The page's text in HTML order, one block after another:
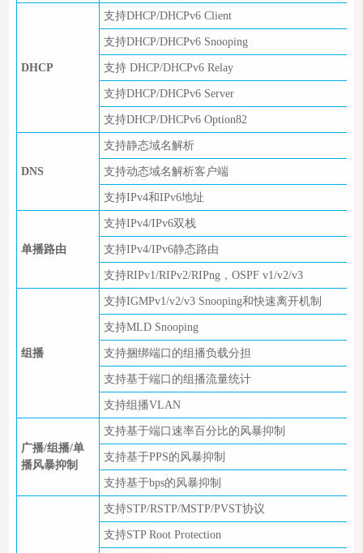
DHCP
支持DHCP/DHCPv6 Client
支持DHCP/DHCPv6 Snooping
支持 DHCP/DHCPv6 Relay
支持DHCP/DHCPv6 Server
支持DHCP/DHCPv6 Option82
DNS
支持静态域名解析
支持动态域名解析客户端
支持IPv4和IPv6地址
单播路由
支持IPv4/IPv6双栈
支持IPv4/IPv6静态路由
支持RIPv1/RIPv2/RIPng，OSPF v1/v2/v3
组播
支持IGMPv1/v2/v3 Snooping和快速离开机制
支持MLD Snooping
支持捆绑端口的组播负载分担
支持基于端口的组播流量统计
支持组播VLAN
广播/组播/单
播风暴抑制
支持基于端口速率百分比的风暴抑制
支持基于PPS的风暴抑制
支持基于bps的风暴抑制
支持STP/RSTP/MSTP/PVST协议
支持STP Root Protection